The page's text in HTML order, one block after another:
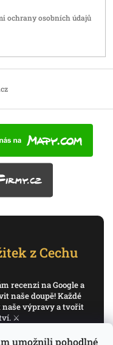
umožnili pohodlné
ochrany osobních údajů
z Cechu
recenzi na Google a
naše doupě! Každé
naše výpravy a tvořit
⚔️